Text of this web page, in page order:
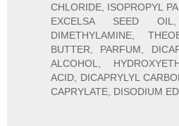
CHLORIDE, ISOPROPYL
EXCELSA SEED OIL,
DIMETHYLAMINE,
BUTTER, PARFUM,
ALCOHOL,
ACID, DICAPRYLYL
CAPRYLATE, DISODIUM